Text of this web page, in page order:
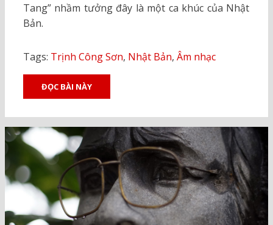
Tang” nhầm tưởng đây là một ca khúc của Nhật
Bản.
Tags: Trịnh Công Sơn, Nhật Bản, Âm nhạc
ĐỌC BÀI NÀY